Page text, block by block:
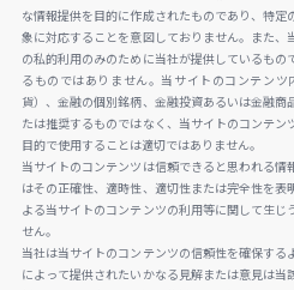
な情報提供を目的に作成されたものであり、特
象に対応することを意図しておりません。また
の私的利用のみのために当社が提供しているも
るものではありません。当サイトのコンテン
貨）、金融の個別銘柄、金融投資あるいは金融
たは推奨するものではなく、当サイトのコンテ
目的で使用することは適切ではありません。
当サイトのコンテンツは信頼できると思われる
はその正確性、適時性、適切性または完全性を
よる当サイトのコンテンツの利用等に関して生
せん。
当社は当サイトのコンテンツの信頼性を確保す
によって提供されたいかなる見解または意見は